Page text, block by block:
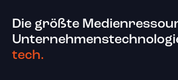
Die größte
tech.